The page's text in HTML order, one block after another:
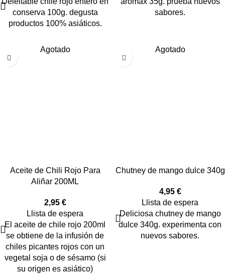
conserva 100g. degusta
productos 100% asiáticos.
sabores.
Agotado
Aceite de Chili Rojo Para
Aliñar 200ML
2,95 €
Llista de espera
El aceite de chile rojo 200ml
se obtiene de la infusión de
chiles picantes rojos con un
vegetal soja o de sésamo (si
su origen es asiático)
Agotado
Chutney de mango dulce 340g
4,95 €
Llista de espera
Deliciosa chutney de mango
dulce 340g. experimenta con
nuevos sabores.